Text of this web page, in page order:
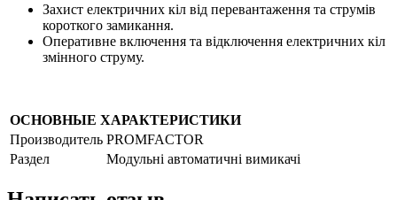
Захист електричних кіл від перевантаження та струмів
короткого замикання.
Оперативне включення та відключення електричних кіл
змінного струму.
ОСНОВНЫЕ ХАРАКТЕРИСТИКИ
Производитель PROMFACTOR
Раздел
Модульні автоматичні вимикачі